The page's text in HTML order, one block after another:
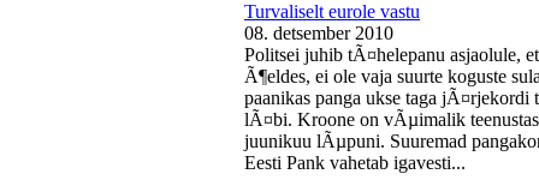
Turvaliselt eurole vastu
08. detsember 2010
Politsei juhib tÃ¤helepanu asjaolule,
Ã¶eldes, ei ole vaja suurte koguste
paanikas panga ukse taga
lÃ¤bi. Kroone on vÃµimalik
juunikuu lÃµpuni. Suuremad
Eesti Pank vahetab igavesti...